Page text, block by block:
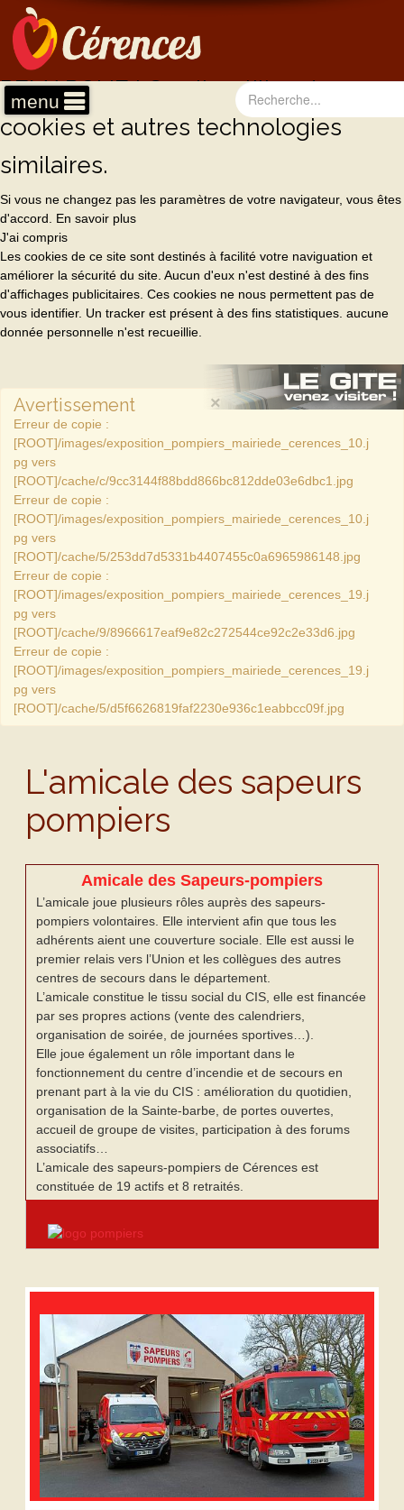
REMARQUE ! Ce site utilise des
cookies et autres technologies
similaires.
Si vous ne changez pas les paramètres de votre navigateur, vous êtes
d'accord. En savoir plus
J'ai compris
Les cookies de ce site sont destinés à facilité votre naviguation et
améliorer la sécurité du site. Aucun d'eux n'est destiné à des fins
d'affichages publicitaires. Ces cookies ne nous permettent pas de
vous identifier. Un tracker est présent à des fins statistiques. aucune
donnée personnelle n'est recueillie.
menu
×
Avertissement
Erreur de copie :
[ROOT]/images/exposition_pompiers_mairiede_cerences_10.j
pg vers
[ROOT]/cache/c/9cc3144f88bdd866bc812dde03e6dbc1.jpg
Erreur de copie :
[ROOT]/images/exposition_pompiers_mairiede_cerences_10.j
pg vers
[ROOT]/cache/5/253dd7d5331b4407455c0a6965986148.jpg
Erreur de copie :
[ROOT]/images/exposition_pompiers_mairiede_cerences_19.j
pg vers
[ROOT]/cache/9/8966617eaf9e82c272544ce92c2e33d6.jpg
Erreur de copie :
[ROOT]/images/exposition_pompiers_mairiede_cerences_19.j
pg vers
[ROOT]/cache/5/d5f6626819faf2230e936c1eabbcc09f.jpg
L'amicale des sapeurs
pompiers
Amicale des Sapeurs-pompiers
L’amicale joue plusieurs rôles auprès des sapeurs-
pompiers volontaires. Elle intervient afin que tous les
adhérents aient une couverture sociale. Elle est aussi le
premier relais vers l’Union et les collègues des autres
centres de secours dans le département.
L’amicale constitue le tissu social du CIS, elle est financée
par ses propres actions (vente des calendriers,
organisation de soirée, de journées sportives…).
Elle joue également un rôle important dans le
fonctionnement du centre d’incendie et de secours en
prenant part à la vie du CIS : amélioration du quotidien,
organisation de la Sainte-barbe, de portes ouvertes,
accueil de groupe de visites, participation à des forums
associatifs…
L’amicale des sapeurs-pompiers de Cérences est
constituée de 19 actifs et 8 retraités.